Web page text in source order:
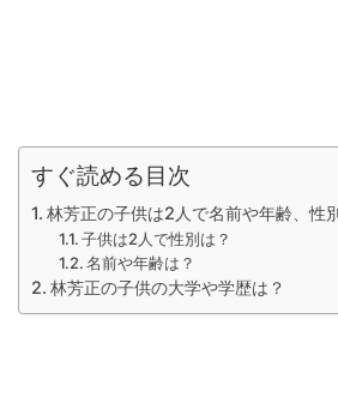
すぐ読める目次
林芳正の子供は2人で名前や年齢、性
子供は2人で性別は？
名前や年齢は？
林芳正の子供の大学や学歴は？